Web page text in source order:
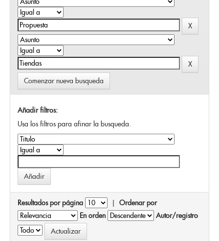
Comenzar nueva busqueda
Añadir filtros:
Usa los filtros para afinar la busqueda.
Resultados por página | Ordenar por
En orden
Autor/registro